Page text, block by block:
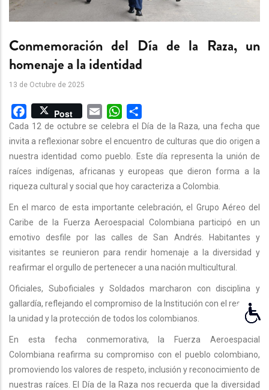
Conmemoración del Día de la Raza, un
homenaje a la identidad
13 de Octubre de 2025
Facebook
Post Email WhatsApp
Cada 12 de octubre se celebra el Día de la Raza, una fecha que
invita a reflexionar sobre el encuentro de culturas que dio origen a
nuestra identidad como pueblo. Este día representa la unión de
raíces indígenas, africanas y europeas que dieron forma a la
riqueza cultural y social que hoy caracteriza a Colombia.
En el marco de esta importante celebración, el Grupo Aéreo del
Caribe de la Fuerza Aeroespacial Colombiana participó en un
emotivo desfile por las calles de San Andrés. Habitantes y
visitantes se reunieron para rendir homenaje a la diversidad y
reafirmar el orgullo de pertenecer a una nación multicultural.
Oficiales, Suboficiales y Soldados marcharon con disciplina y
gallardía, reflejando el compromiso de la Institución con el respeto,
la unidad y la protección de todos los colombianos.
En esta fecha conmemorativa, la Fuerza Aeroespacial
Colombiana reafirma su compromiso con el pueblo colombiano,
promoviendo los valores de respeto, inclusión y reconocimiento de
nuestras raíces. El Día de la Raza nos recuerda que la diversidad